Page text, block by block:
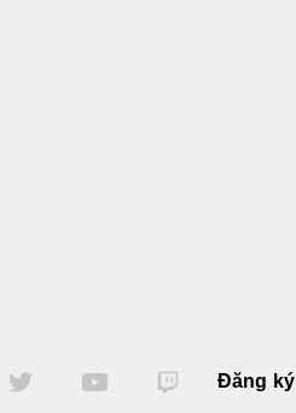
Đăng ký